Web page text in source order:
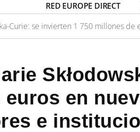
RED EUROPE DIRECT
Curie: se invierten 1 750 millones
en
e